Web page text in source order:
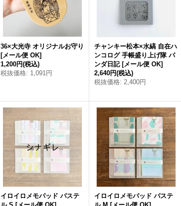
36×大光寺 オリジナルお守り
[メール便 OK]
1,200円(税込)
税抜価格: 1,091円
チャンキー松本×水縞 自在ハ
ンコログ 手帳盛り上げ隊 パ
ンダ日記 [メール便 OK]
2,640円(税込)
税抜価格: 2,400円
イロイロメモパッド パステ
イロイロメモパッド パステ